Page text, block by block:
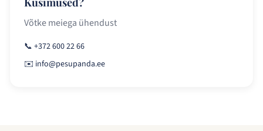
Võtke meiega ühendust
📞 +372 600 22 66
✉️ info@pesupanda.ee